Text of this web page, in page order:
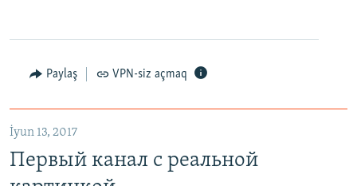
Paylaş VPN-siz açmaq
İyun 13, 2017
Первый канал с реальной
EMBED